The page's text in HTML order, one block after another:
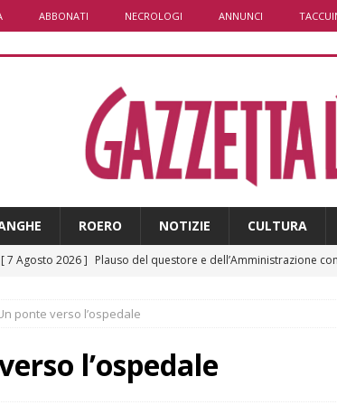
ABBONATI NECROLOGI ANNUNCI
ROERO NOTIZIE CULTURA
[ 7 Agosto 2026 ] Plauso del questore e dell’Amministrazione
[ 7 Agosto 2026 ] ITINERARI / Per i più piccoli: gnomi, boschi fatati
LANGHE
Bra e Boschetto piangono Giuseppe
ponte verso l’ospedale
l’ospedale